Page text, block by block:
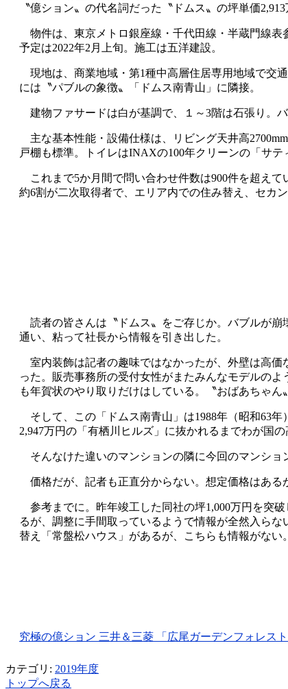
〝億ション〟の代名詞だった〝ドムス〟の坪単価
物件は、東京メトロ銀座線・千代田線・半蔵門線表
予定は2022年2月上旬。施工は五洋建設。
現地は、商業地域・第1種中高層住居専用地域で交
には〝パブルの象徴〟「ドムス南青山」に隣接。
建物ファサードは白が基調で、１～3階は石張り。
主な基本性能・設備仕様は、リビング天井高
戸棚も標準。トイレはINAXの100年クリーンの「サテ
これまで5か月間で問い合わせ件数は900件を超え
約6割が二次取得者で、エリア内での住み替え、セカ
読者の皆さんは〝ドムス〟をご存じか。バブルが崩
通い、粘って社長から情報を引き出した。
室内装飾は記者の趣味ではなかったが、外壁は高価
った。販売事務所の受付女性がまたみんなモデルの
も年賀状のやり取りだけはしている。〝おばあちゃん
そして、この「ドムス南青山」は1988年（昭和63
2,947万円の「有栖川ヒルズ」に抜かれるまでわが国
そんなけた違いのマンションの隣に今回のマンショ
価格だが、記者も正直分からない。想定価格はある
参考までに。昨年竣工した同社の坪1,000万円を突
るが、調整に手間取っているようで情報が全然入ら
替え「常盤松ハウス」があるが、こちらも情報がない。
究極の億ション 三井＆三菱 「広尾ガーデンフォレスト
カテゴリ: 2019年度
トップへ戻る